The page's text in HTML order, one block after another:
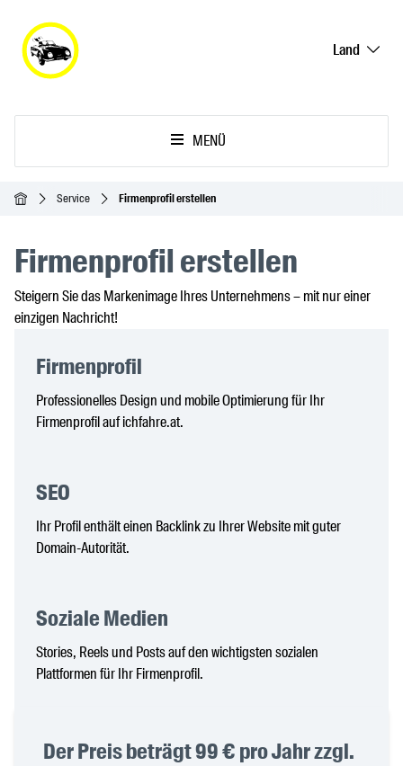
Land
MENÜ
StartseiteService Firmenprofil erstellen
Firmenprofil erstellen
Steigern Sie das Markenimage Ihres Unternehmens – mit nur einer
einzigen Nachricht!
Firmenprofil
Professionelles Design und mobile Optimierung für Ihr
Firmenprofil auf ichfahre.at.
SEO
Ihr Profil enthält einen Backlink zu Ihrer Website mit guter
Domain-Autorität.
Soziale Medien
Stories, Reels und Posts auf den wichtigsten sozialen
Plattformen für Ihr Firmenprofil.
Der Preis beträgt 99 € pro Jahr zzgl.